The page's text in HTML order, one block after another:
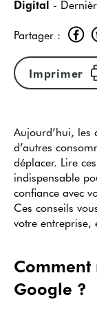
Digital -
Partager :
Imprimer
Aujourd’hui, les
d’autres
déplacer. Lire
indispensable
confiance avec
Ces conseils
votre entreprise,
Google ?